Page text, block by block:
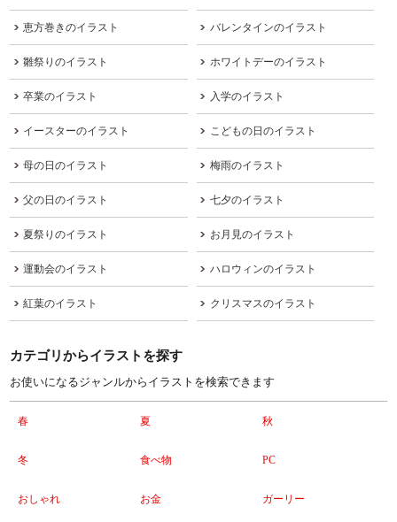
恵方巻きのイラスト バレンタインのイラスト
雛祭りのイラスト ホワイトデーのイラスト
卒業のイラスト 入学のイラスト
イースターのイラスト こどもの日のイラスト
母の日のイラスト 梅雨のイラスト
父の日のイラスト 七夕のイラスト
夏祭りのイラスト お月見のイラスト
運動会のイラスト ハロウィンのイラスト
紅葉のイラスト クリスマスのイラスト
カテゴリからイラストを探す
お使いになるジャンルからイラストを検索できます
春 夏 秋
冬 食べ物 PC
おしゃれ お金 ガーリー